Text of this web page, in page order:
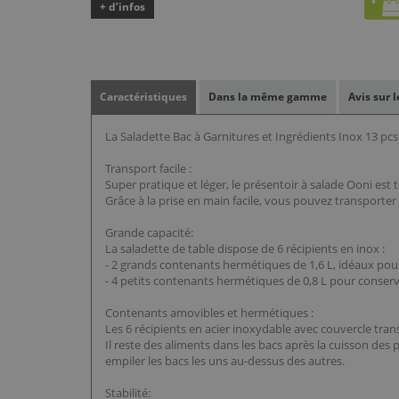
+ d’infos
Caractéristiques Dans la même gamme Avis sur
La Saladette Bac à Garnitures et Ingrédients Inox 13
Transport facile :
Super pratique et léger, le présentoir à salade Ooni
Grâce à la prise en main facile, vous pouvez
Grande capacité:
La saladette de table dispose de 6 récipients en inox :
- 2 grands contenants hermétiques de 1,6 L, idéaux
- 4 petits contenants hermétiques de 0,8 L pour
Contenants amovibles et hermétiques :
Les 6 récipients en acier inoxydable avec couvercle
Il reste des aliments dans les bacs après la cuisson
empiler les bacs les uns au-dessus des autres.
Stabilité: